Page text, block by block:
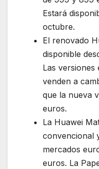
Estará
octubre.
El renovado
disponible
Las
venden a
que la nueva
euros.
La Huawei
convencional
mercados
euros. La